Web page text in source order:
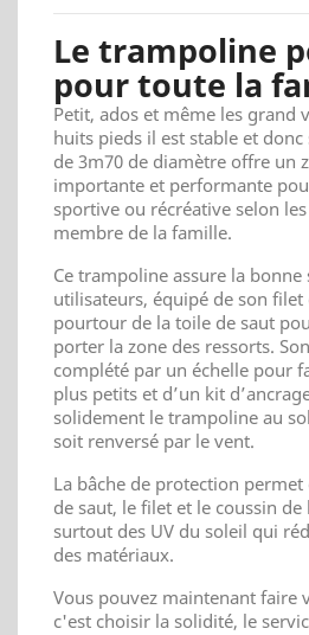
Le trampoline
pour toute la
Petit, ados et même les grand
huits pieds il est stable et
de 3m70 de diamètre offre un
importante et performante
sportive ou récréative selon
membre de la famille.
Ce trampoline assure la bonne
utilisateurs, équipé de son
pourtour de la toile de saut
porter la zone des ressorts.
complété par un échelle pour
plus petits et d’un kit
solidement le trampoline au
soit renversé par le vent.
La bâche de protection
de saut, le filet et le coussin de
surtout des UV du soleil qui
des matériaux.
Vous pouvez maintenant faire
c'est choisir la solidité, le